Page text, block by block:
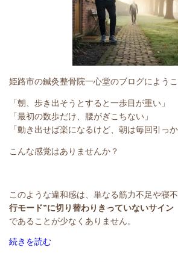
姫路市の鍼灸整骨院一心堂のブログによう
「朝、歩き出そうとすると一歩目が重い」
「最初の数歩だけ、腰がぎこちない」
「動き出せば楽になるけど、朝は毎回引っか
こんな感覚はありませんか？
このような違和感は、単なる筋力不足や寝不
行モード”に切り替わりきっていないサイン
であることが少なくありません。
続きを読む